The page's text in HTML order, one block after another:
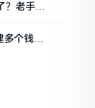
？老手教
多个钱包